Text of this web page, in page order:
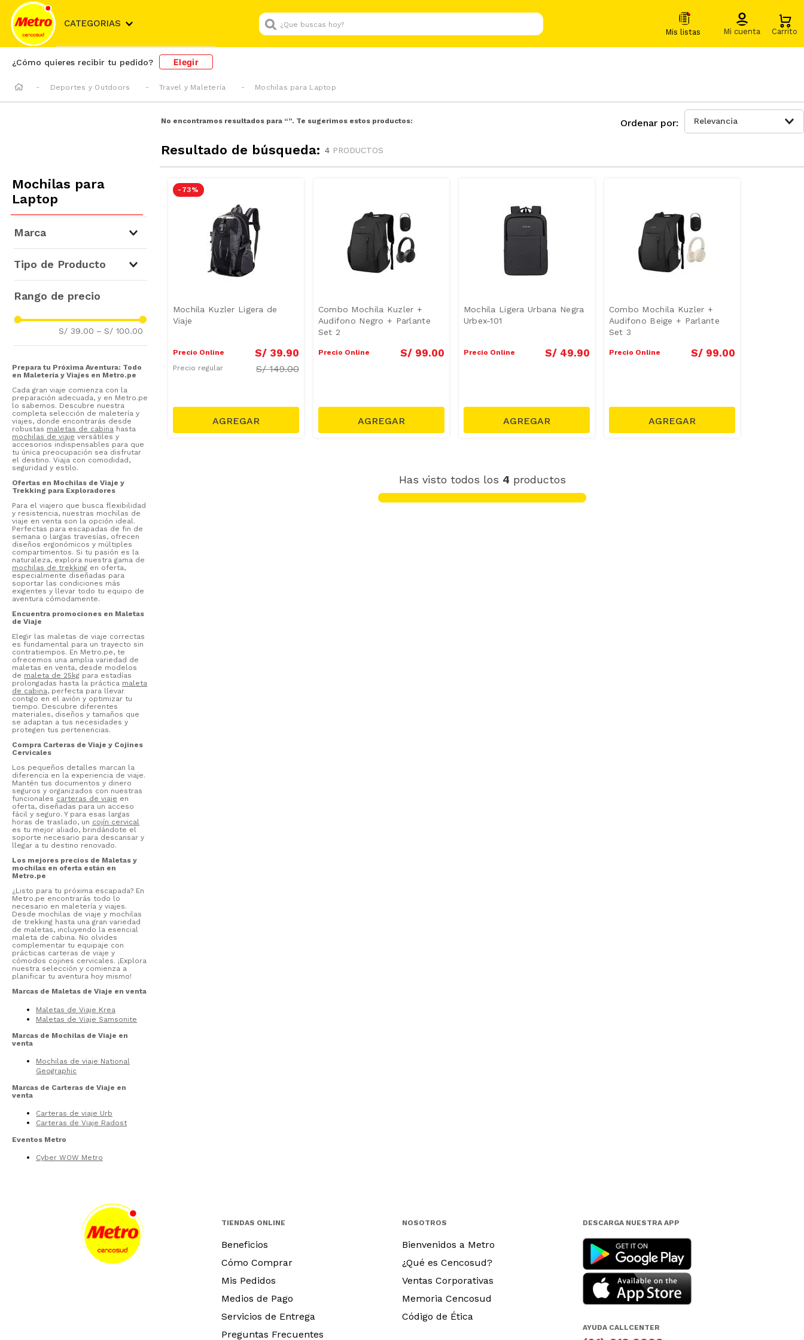
CATEGORIAS
¿Que buscas hoy?
¿Cómo quieres recibir tu pedido? Elegir
Deportes y Outdoors Travel y Maletería Mochilas para Laptop
No encontramos resultados para “”. Te sugerimos estos productos:
Resultado de búsqueda: 4 PRODUCTOS
Relevancia
Mochilas para
Laptop
Marca
Tipo de Producto
Mochilas
(1
Bolsos de Viaje (1)
S/ 39.00 – S/ 100.00
Prepara tu Próxima Aventura: Todo
en Maletería y Viajes en Metro.pe
Cada gran viaje comienza con la
preparación adecuada, y en Metro.pe
lo sabemos. Descubre nuestra
completa selección de maletería y
viajes, donde encontrarás desde
robustas maletas de cabina hasta
mochilas de viaje versátiles y
accesorios indispensables para que
tu única preocupación sea disfrutar
el destino. Viaja con comodidad,
seguridad y estilo.
Ofertas en Mochilas de Viaje y
Trekking para Exploradores
Para el viajero que busca flexibilidad
y resistencia, nuestras mochilas de
viaje en venta son la opción ideal.
Perfectas para escapadas de fin de
semana o largas travesías, ofrecen
diseños ergonómicos y múltiples
compartimentos. Si tu pasión es la
naturaleza, explora nuestra gama de
mochilas de trekking en oferta,
especialmente diseñadas para
soportar las condiciones más
exigentes y llevar todo tu equipo de
aventura cómodamente.
Encuentra promociones en Maletas
de Viaje
Elegir las maletas de viaje correctas
es fundamental para un trayecto sin
contratiempos. En Metro.pe, te
ofrecemos una amplia variedad de
maletas en venta, desde modelos
de maleta de 25kg para estadías
prolongadas hasta la práctica maleta
de cabina, perfecta para llevar
contigo en el avión y optimizar tu
tiempo. Descubre diferentes
materiales, diseños y tamaños que
se adaptan a tus necesidades y
protegen tus pertenencias.
Compra Carteras de Viaje y Cojines
Cervicales
Los pequeños detalles marcan la
diferencia en la experiencia de viaje.
Mantén tus documentos y dinero
seguros y organizados con nuestras
funcionales carteras de viaje en
oferta, diseñadas para un acceso
fácil y seguro. Y para esas largas
horas de traslado, un cojín cervical
es tu mejor aliado, brindándote el
soporte necesario para descansar y
llegar a tu destino renovado.
Los mejores precios de Maletas y
mochilas en oferta están en
Metro.pe
¿Listo para tu próxima escapada? En
Metro.pe encontrarás todo lo
necesario en maletería y viajes.
Desde mochilas de viaje y mochilas
de trekking hasta una gran variedad
de maletas, incluyendo la esencial
maleta de cabina. No olvides
complementar tu equipaje con
prácticas carteras de viaje y
cómodos cojines cervicales. ¡Explora
nuestra selección y comienza a
planificar tu aventura hoy mismo!
Marcas de Maletas de Viaje en venta
Maletas de Viaje Krea
Maletas de Viaje Samsonite
Marcas de Mochilas de Viaje en
venta
Mochilas de viaje National
Geographic
Marcas de Carteras de Viaje en
venta
Carteras de viaje Urb
Carteras de Viaje Radost
Eventos Metro
Cyber WOW Metro
- 73 %
Mochila Kuzler Ligera de
Viaje
Precio Online S/ 39.90
Precio regular S/149.00
Combo Mochila Kuzler +
Audifono Negro + Parlante
Set 2
Precio Online S/ 99.00
Mochila Ligera Urbana Negra
Urbex-101
Precio Online S/ 49.90
Combo Mochila Kuzler +
Audifono Beige + Parlante
Set 3
Precio Online S/ 99.00
Has visto todos los 4 productos
TIENDAS ONLINE
Beneficios
Cómo Comprar
Mis Pedidos
Medios de Pago
Servicios de Entrega
Preguntas Frecuentes
NOSOTROS
Bienvenidos a Metro
¿Qué es Cencosud?
Ventas Corporativas
Memoria Cencosud
Código de Ética
DESCARGA NUESTRA APP
AYUDA CALLCENTER